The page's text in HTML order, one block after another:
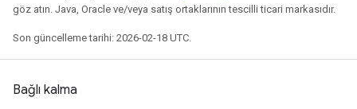
göz atın. Java, Oracle ve/veya satış ortaklarının tescilli ticari markasıdır.
Son güncelleme tarihi: 2026-02-18 UTC.
Bağlı kalma